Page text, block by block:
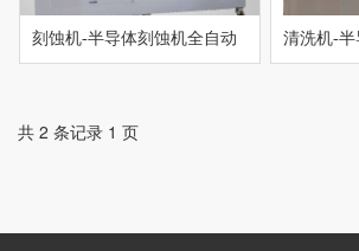
刻蚀机-半导体刻蚀机全自动
耐强酸碱
清洗机-
共 2 条记录 1 页